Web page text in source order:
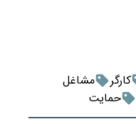
کارگر
مشاغل
حمایت